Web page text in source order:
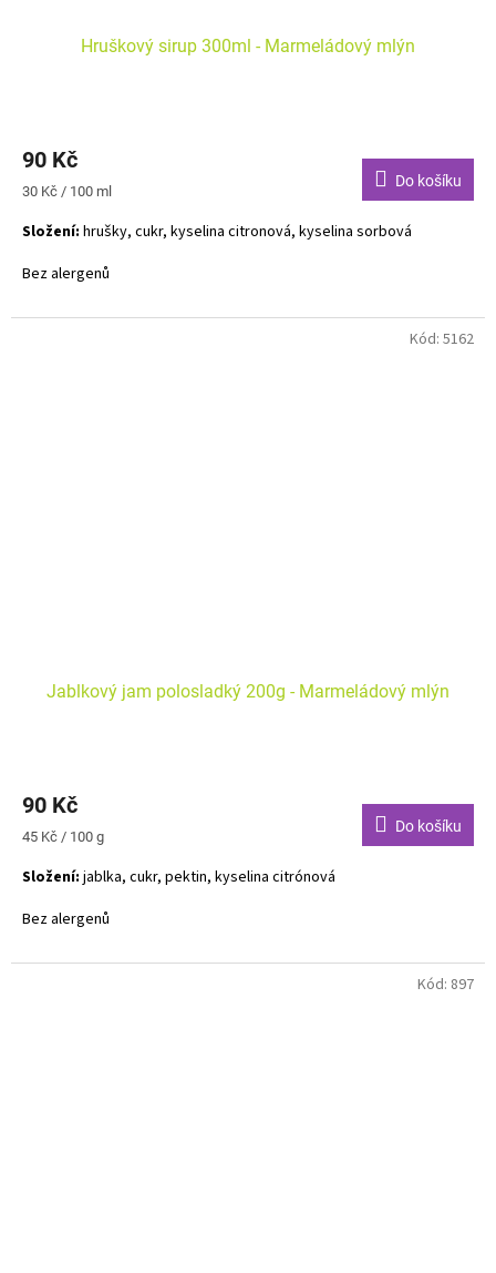
Hruškový sirup 300ml - Marmeládový mlýn
90 Kč
Měrná
30 Kč / 100 ml
Do košíku
Složení: hrušky, cukr, kyselina citronová, kyselina sorbová
Bez alergenů
Jablkový jam polosladký 200g - Marmeládový mlýn
90 Kč
Měrná
45 Kč / 100 g
Do košíku
Složení: jablka, cukr, pektin, kyselina citrónová
Bez alergenů
Kód: 5162
Kód: 897